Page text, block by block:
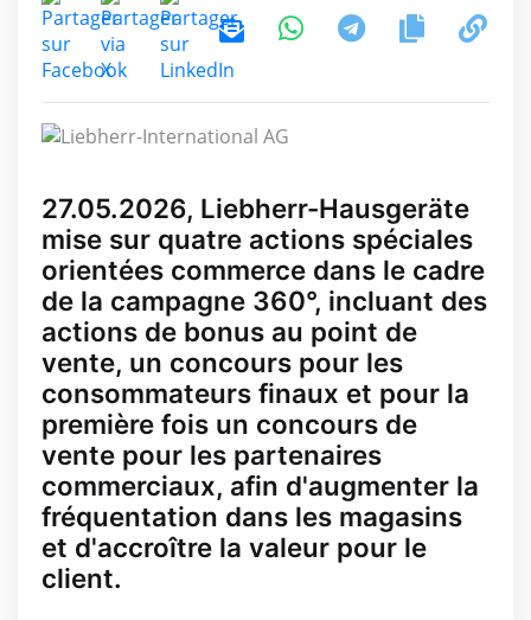
27.05.2026, Liebherr-Hausgeräte
mise sur quatre actions spéciales
orientées commerce dans le cadre
de la campagne 360°, incluant des
actions de bonus au point de
vente, un concours pour les
consommateurs finaux et pour la
première fois un concours de
vente pour les partenaires
commerciaux, afin d'augmenter la
fréquentation dans les magasins
et d'accroître la valeur pour le
client.